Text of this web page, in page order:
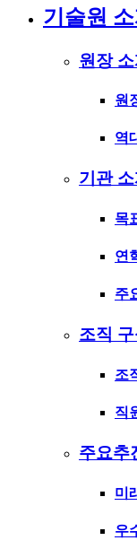
기술원 소
원장 소
원
역
기관 소
목
연
주
조직 구
조
직
주요추
미
우